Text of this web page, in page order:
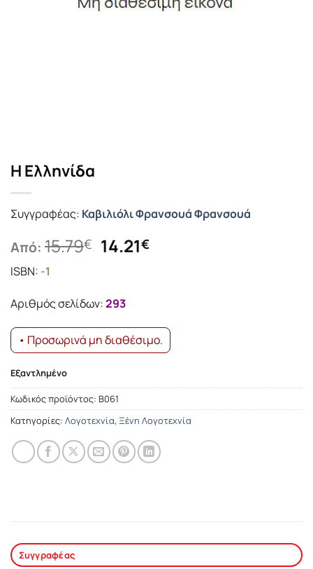
Η Ελληνίδα
Συγγραφέας: Καβιλιόλι Φρανσουά Φρανσουά
Από: 15.79€ Original
15.79€.
14.21€Η
ISBN: -1
Αριθμός σελίδων:293
• Προσωρινά μη διαθέσιμο.
Εξαντλημένο
Κωδικός προϊόντος: Β061
Κατηγορίες: Λογοτεχνία, Ξένη Λογοτεχνία
Συγγραφέας